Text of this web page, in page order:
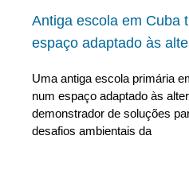
Antiga escola em Cuba
espaço adaptado às
Uma antiga escola primária
num espaço adaptado às
demonstrador de soluções
desafios ambientais da